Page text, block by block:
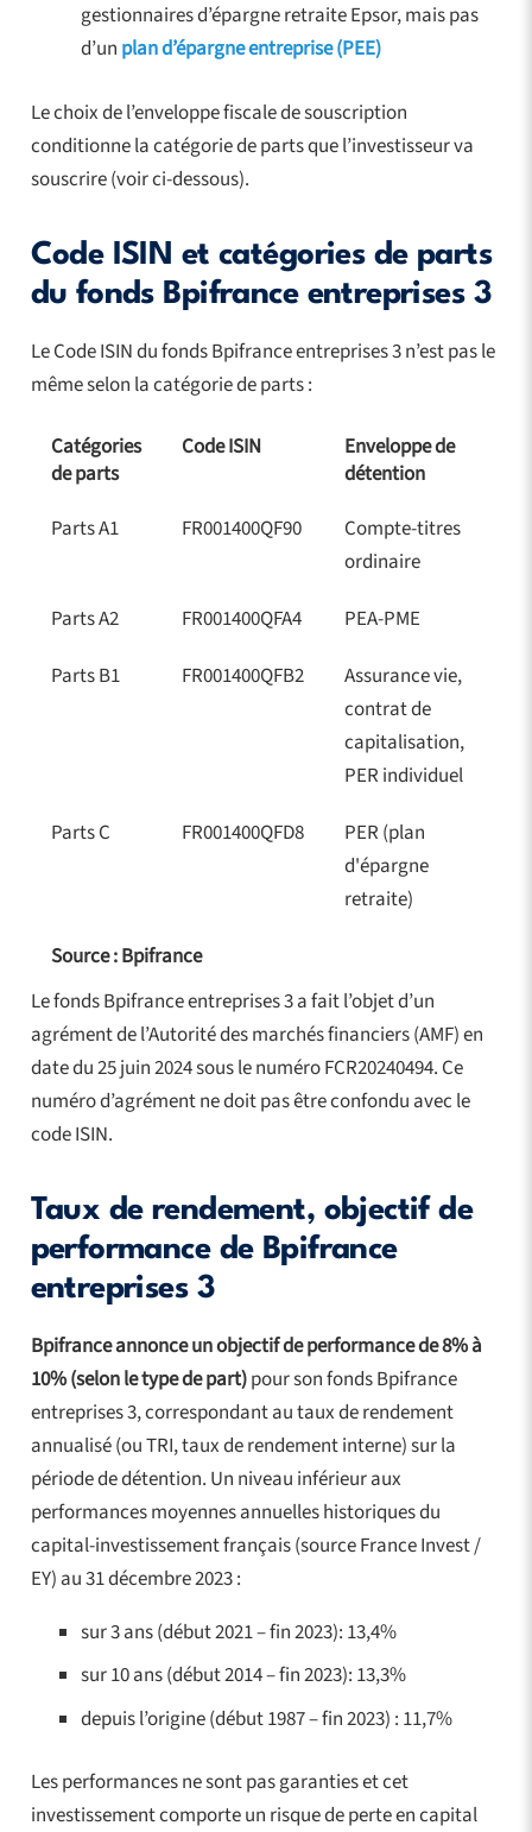
gestionnaires d’épargne retraite Epsor, mais pas
d’un plan d’épargne entreprise (PEE)
Le choix de l’enveloppe fiscale de souscription
conditionne la catégorie de parts que l’investisseur va
souscrire (voir ci-dessous).
Code ISIN et catégories de parts
du fonds Bpifrance entreprises 3
Le Code ISIN du fonds Bpifrance entreprises 3 n’est pas le
même selon la catégorie de parts :
Catégories
de parts
Code ISIN
Enveloppe de
détention
Source : Bpifrance
Parts A1 FR001400QF90
Compte-titres
ordinaire
Parts A2
FR001400QFA4
PEA-PME
Parts B1
FR001400QFB2
Assurance vie,
contrat de
capitalisation,
PER individuel
Parts C
FR001400QFD8
PER (plan
d'épargne
retraite)
Le fonds Bpifrance entreprises 3 a fait l’objet d’un
agrément de l’Autorité des marchés financiers (AMF) en
date du 25 juin 2024 sous le numéro FCR20240494. Ce
numéro d’agrément ne doit pas être confondu avec le
code ISIN.
Taux de rendement, objectif de
performance de Bpifrance
entreprises 3
Bpifrance annonce un objectif de performance de 8% à
10% (selon le type de part)pour son fonds Bpifrance
entreprises 3, correspondant au taux de rendement
annualisé (ou TRI, taux de rendement interne) sur la
période de détention. Un niveau inférieur aux
performances moyennes annuelles historiques du
capital-investissement français (source France Invest /
EY) au 31 décembre 2023 :
sur 3 ans (début 2021 – fin 2023): 13,4%
sur 10 ans (début 2014 – fin 2023): 13,3%
depuis l’origine (début 1987 – fin 2023) : 11,7%
Les performances ne sont pas garanties et cet
investissement comporte un risque de perte en capital